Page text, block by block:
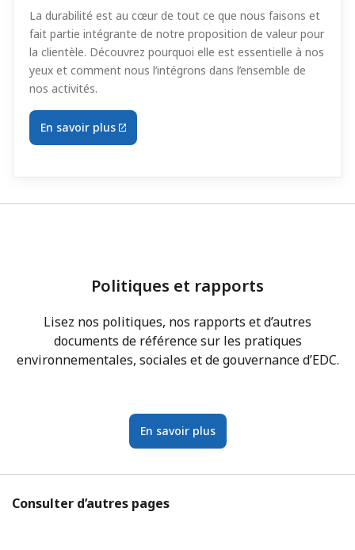
La durabilité est au cœur de tout ce que nous faisons et
fait partie intégrante de notre proposition de valeur pour
la clientèle. Découvrez pourquoi elle est essentielle à nos
yeux et comment nous l’intégrons dans l’ensemble de
nos activités.
En savoir plus
Politiques et rapports
Lisez nos politiques, nos rapports et d’autres
documents de référence sur les pratiques
environnementales, sociales et de gouvernance d’EDC.
En savoir plus
Consulter d’autres pages